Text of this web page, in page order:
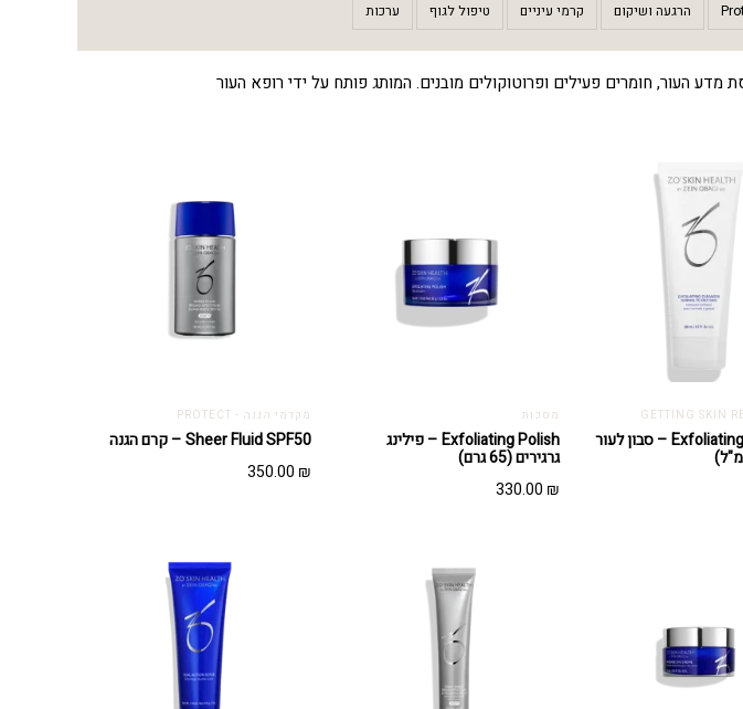
הרגעה ושיקום קרמי עיניים טיפול לגוף ערכות
Exfoliating Cleanser – סבון לעור
מסכות
Exfoliating Polish – פילינג
גרגירים (65 גרם)
330.00 ₪
מקדמי הגנה - PROTECT
Sheer Fluid SPF50 – קרם הגנה
350.00 ₪